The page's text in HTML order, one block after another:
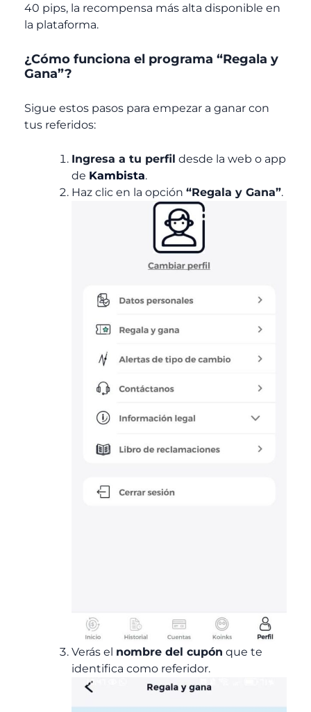
40 pips, la recompensa más alta disponible en
la plataforma.
¿Cómo funciona el programa “Regala y
Gana”?
Sigue estos pasos para empezar a ganar con
tus referidos:
Ingresa a tu perfil desde la web o app
de Kambista.
Haz clic en la opción “Regala y Gana”.
Verás el nombre del cupón que te
identifica como referidor.